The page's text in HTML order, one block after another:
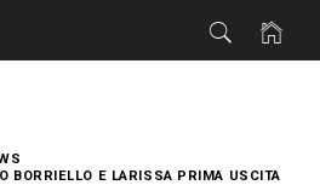
BORRIELLO E LARISSA PRIMA USCITA